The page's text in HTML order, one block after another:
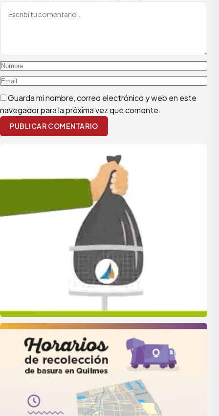
Guarda mi nombre, correo electrónico y web en este
navegador para la próxima vez que comente.
PUBLICAR COMENTARIO
quilmes